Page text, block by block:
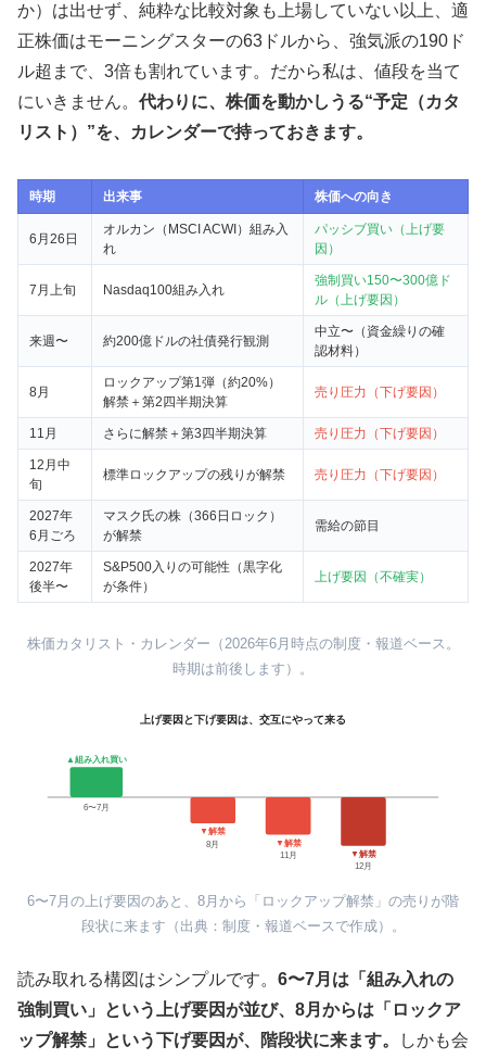
か）は出せず、純粋な比較対象も上場していない以上、適
正株価はモーニングスターの63ドルから、強気派の190ド
ル超まで、3倍も割れています。だから私は、値段を当て
にいきません。 代わりに、株価を動かしうる“予定（カタ
リスト）”を、カレンダーで持っておきます。
時期 出来事 株価への向き
6月26日
オルカン（MSCI ACWI）組み入
れ
パッシブ買い（上げ要
因）
7月上旬 Nasdaq100組み入れ
強制買い150〜300億ド
ル（上げ要因）
来週〜 約200億ドルの社債発行観測
中立〜（資金繰りの確
認材料）
8月
ロックアップ第1弾（約20%）
解禁＋第2四半期決算
売り圧力（下げ要因）
11月 さらに解禁＋第3四半期決算 売り圧力（下げ要因）
12月中
旬
標準ロックアップの残りが解禁 売り圧力（下げ要因）
2027年
6月ごろ
マスク氏の株（366日ロック）
が解禁
需給の節目
2027年
後半〜
S&P500入りの可能性（黒字化
が条件）
上げ要因（不確実）
株価カタリスト・カレンダー（2026年6月時点の制度・報道ベース。
時期は前後します）。
上げ要因と下げ要因は、交互にやって来る
▲組み入れ買い
6〜7月
▼解禁
8月
▼解禁
11月
▼解禁
12月
6〜7月の上げ要因のあと、8月から「ロックアップ解禁」の売りが階
段状に来ます（出典：制度・報道ベースで作成）。
読み取れる構図はシンプルです。 6〜7月は「組み入れの
強制買い」という上げ要因が並び、8月からは「ロックア
ップ解禁」という下げ要因が、階段状に来ます。
しかも会